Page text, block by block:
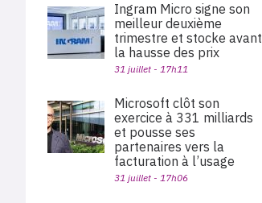
Ingram Micro signe son
meilleur deuxième
trimestre et stocke avant
la hausse des prix
31 juillet - 17h11
Microsoft clôt son
exercice à 331 milliards
et pousse ses
partenaires vers la
facturation à l’usage
31 juillet - 17h06